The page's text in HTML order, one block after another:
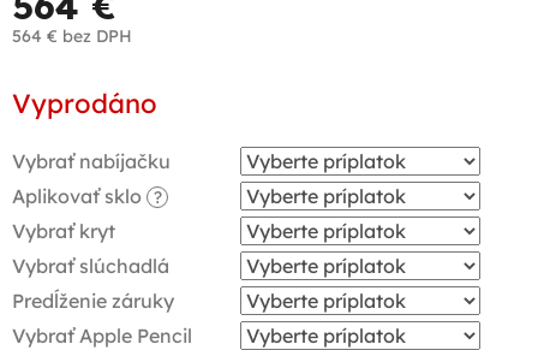
564 € bez DPH
cena:
Vyprodáno
Vybrať nabíjačku
Aplikovať sklo
?
Vybrať kryt
Vybrať slúchadlá
Predĺženie záruky
Vybrať Apple Pencil